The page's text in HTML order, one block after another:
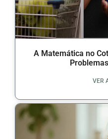
A Matemática no
VER